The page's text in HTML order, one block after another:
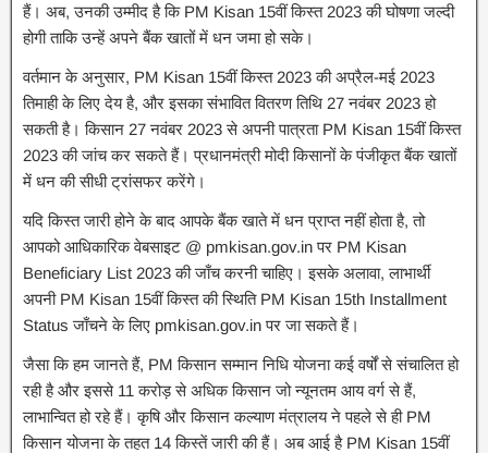
हैं। अब, उनकी उम्मीद है कि PM Kisan 15वीं किस्त 2023 की घोषणा जल्दी
होगी ताकि उन्हें अपने बैंक खातों में धन जमा हो सके।
वर्तमान के अनुसार, PM Kisan 15वीं किस्त 2023 की अप्रैल-मई 2023
तिमाही के लिए देय है, और इसका संभावित वितरण तिथि 27 नवंबर 2023 हो
सकती है। किसान 27 नवंबर 2023 से अपनी पात्रता PM Kisan 15वीं किस्त
2023 की जांच कर सकते हैं। प्रधानमंत्री मोदी किसानों के पंजीकृत बैंक खातों
में धन की सीधी ट्रांसफर करेंगे।
यदि किस्त जारी होने के बाद आपके बैंक खाते में धन प्राप्त नहीं होता है, तो
आपको आधिकारिक वेबसाइट @ pmkisan.gov.in पर PM Kisan
Beneficiary List 2023 की जाँच करनी चाहिए। इसके अलावा, लाभार्थी
अपनी PM Kisan 15वीं किस्त की स्थिति PM Kisan 15th Installment
Status जाँचने के लिए pmkisan.gov.in पर जा सकते हैं।
जैसा कि हम जानते हैं, PM किसान सम्मान निधि योजना कई वर्षों से संचालित हो
रही है और इससे 11 करोड़ से अधिक किसान जो न्यूनतम आय वर्ग से हैं,
लाभान्वित हो रहे हैं। कृषि और किसान कल्याण मंत्रालय ने पहले से ही PM
किसान योजना के तहत 14 किस्तें जारी की हैं। अब आई है PM Kisan 15वीं